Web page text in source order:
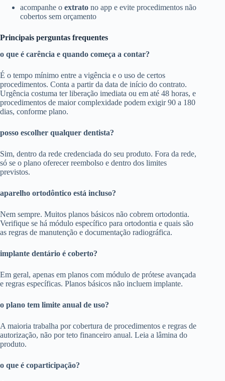
acompanhe o extrato no app e evite procedimentos não
cobertos sem orçamento
Principais perguntas frequentes
o que é carência e quando começa a contar?
É o tempo mínimo entre a vigência e o uso de certos
procedimentos. Conta a partir da data de início do contrato.
Urgência costuma ter liberação imediata ou em até 48 horas, e
procedimentos de maior complexidade podem exigir 90 a 180
dias, conforme plano.
posso escolher qualquer dentista?
Sim, dentro da rede credenciada do seu produto. Fora da rede,
só se o plano oferecer reembolso e dentro dos limites
previstos.
aparelho ortodôntico está incluso?
Nem sempre. Muitos planos básicos não cobrem ortodontia.
Verifique se há módulo específico para ortodontia e quais são
as regras de manutenção e documentação radiográfica.
implante dentário é coberto?
Em geral, apenas em planos com módulo de prótese avançada
e regras específicas. Planos básicos não incluem implante.
o plano tem limite anual de uso?
A maioria trabalha por cobertura de procedimentos e regras de
autorização, não por teto financeiro anual. Leia a lâmina do
produto.
o que é coparticipação?